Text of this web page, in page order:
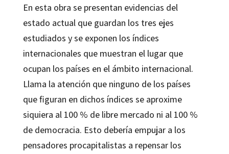
En esta obra se presentan evidencias del
estado actual que guardan los tres ejes
estudiados y se exponen los índices
internacionales que muestran el lugar que
ocupan los países en el ámbito internacional.
Llama la atención que ninguno de los países
que figuran en dichos índices se aproxime
siquiera al 100 % de libre mercado ni al 100 %
de democracia. Esto debería empujar a los
pensadores procapitalistas a repensar los